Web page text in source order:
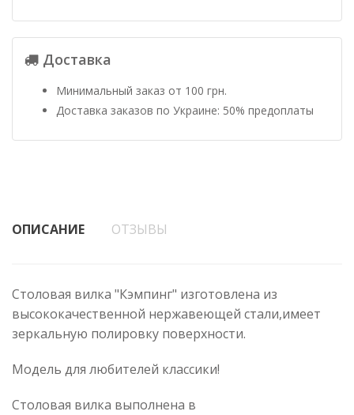
Доставка
Минимальный заказ от 100 грн.
Доставка заказов по Украине: 50% предоплаты
ОПИСАНИЕ ОТЗЫВЫ
Столовая вилка "Кэмпинг" изготовлена из
высококачественной нержавеющей стали,имеет
зеркальную полировку поверхности.
Модель для любителей классики!
Столовая вилка выполнена в